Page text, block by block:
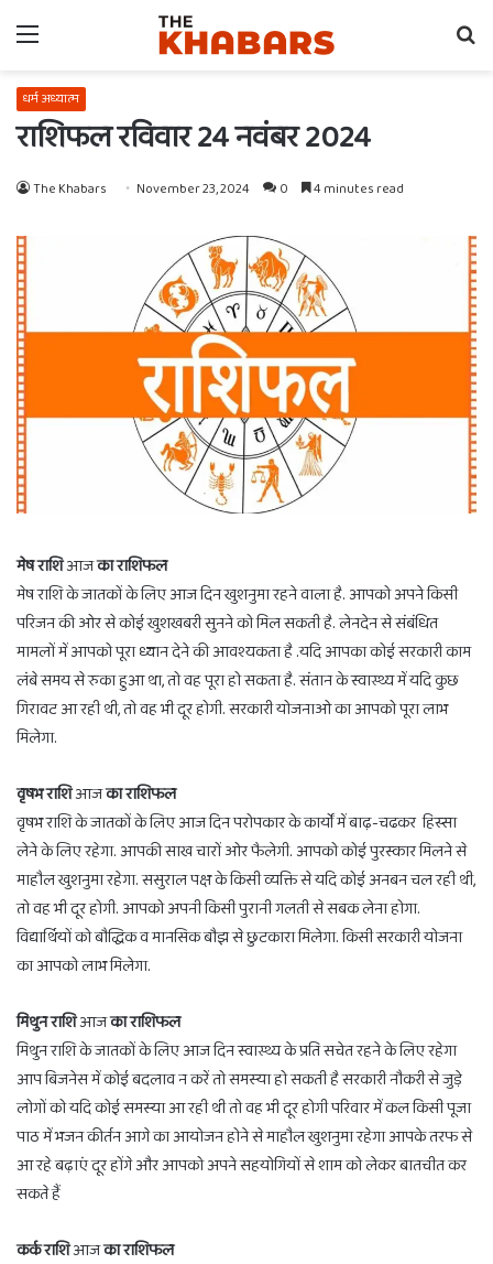
Menu
धर्म अध्यात्म
राशिफल रविवार 24 नवंबर 2024
The Khabars November 23, 2024 0 4 minutes read
मेष राशिआजका राशिफल
मेष राशि के जातकों के लिए आज दिन खुशनुमा रहने वाला है. आपको अपने किसी
परिजन की ओर से कोई खुशखबरी सुनने को मिल सकती है. लेनदेन से संबंधित
मामलों में आपको पूरा ध्यान देने की आवश्यकता है .यदि आपका कोई सरकारी काम
लंबे समय से रुका हुआ था, तो वह पूरा हो सकता है. संतान के स्वास्थ्य में यदि कुछ
गिरावट आ रही थी, तो वह भी दूर होगी. सरकारी योजनाओ का आपको पूरा लाभ
मिलेगा.
वृषभ राशिआजका राशिफल
वृषभ राशि के जातकों के लिए आज दिन परोपकार के कार्यों में बाढ़-चढकर हिस्सा
लेने के लिए रहेगा. आपकी साख चारों ओर फैलेगी. आपको कोई पुरस्कार मिलने से
माहौल खुशनुमा रहेगा. ससुराल पक्ष के किसी व्यक्ति से यदि कोई अनबन चल रही थी,
तो वह भी दूर होगी. आपको अपनी किसी पुरानी गलती से सबक लेना होगा.
विद्यार्थियों को बौद्धिक व मानसिक बौझ से छुटकारा मिलेगा. किसी सरकारी योजना
का आपको लाभ मिलेगा.
मिथुन राशिआजका राशिफल
मिथुन राशि के जातकों के लिए आज दिन स्वास्थ्य के प्रति सचेत रहने के लिए रहेगा
आप बिजनेस में कोई बदलाव न करें तो समस्या हो सकती है सरकारी नौकरी से जुड़े
लोगों को यदि कोई समस्या आ रही थी तो वह भी दूर होगी परिवार में कल किसी पूजा
पाठ में भजन कीर्तन आगे का आयोजन होने से माहौल खुशनुमा रहेगा आपके तरफ से
आ रहे बढ़ाएं दूर होंगे और आपको अपने सहयोगियों से शाम को लेकर बातचीत कर
सकते हैं
कर्क राशिआजका राशिफल